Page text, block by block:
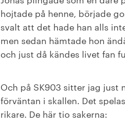
hojtade på henne, började
svalt att det hade han alls
men sedan hämtade hon
och just då kändes livet fan
Och på SK903 sitter jag just
förväntan i skallen. Det
rikare. De här tio sakerna: